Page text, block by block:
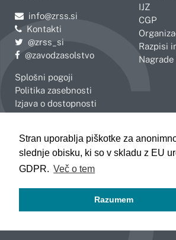
Stran uporablja piškotke za
slednje obisku, ki so v skladu z EU
GDPR. Več o tem
Razumem
Pošljite e-mail na
info@zrss.si
Kontakti
Pojdite na Twitter:
@zrss_si
Pojdite na Facebook:
@zavodzasolstvo
Splošni pogoji
Politika zasebnosti
Izjava o dostopnosti
IJZ
CGP
Razpisi
Celje
Koper
Kranj
Novo
Slovenj